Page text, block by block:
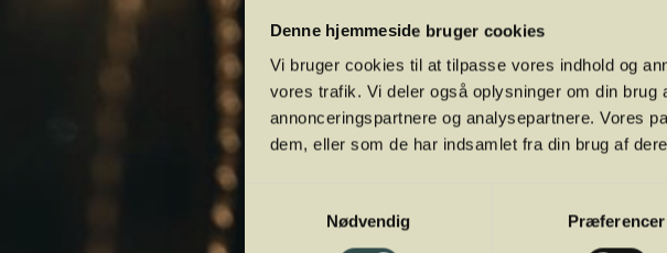
Denne hjemmeside bruger cookies
Vi bruger cookies til at tilpasse vores indhold og
vores trafik. Vi deler også oplysninger om din
annonceringspartnere og analysepartnere. Vores
dem, eller som de har indsamlet fra din brug af
Nødvendig
Præferencer